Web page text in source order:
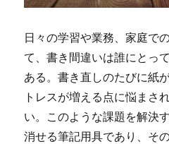
日々の学習や業務、家庭で
て、書き間違いは誰にとっ
ある。書き直しのたびに紙
トレスが増える点に悩まさ
い。このような課題を解決
消せる筆記用具であり、そ